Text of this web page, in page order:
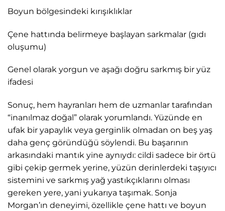
Boyun bölgesindeki kırışıklıklar
Çene hattında belirmeye başlayan sarkmalar (gıdı
oluşumu)
Genel olarak yorgun ve aşağı doğru sarkmış bir yüz
ifadesi
Sonuç, hem hayranları hem de uzmanlar tarafından
“inanılmaz doğal” olarak yorumlandı. Yüzünde en
ufak bir yapaylık veya gerginlik olmadan on beş yaş
daha genç göründüğü söylendi. Bu başarının
arkasındaki mantık yine aynıydı: cildi sadece bir örtü
gibi çekip germek yerine, yüzün derinlerdeki taşıyıcı
sistemini ve sarkmış yağ yastıkçıklarını olması
gereken yere, yani yukarıya taşımak. Sonja
Morgan’ın deneyimi, özellikle çene hattı ve boyun